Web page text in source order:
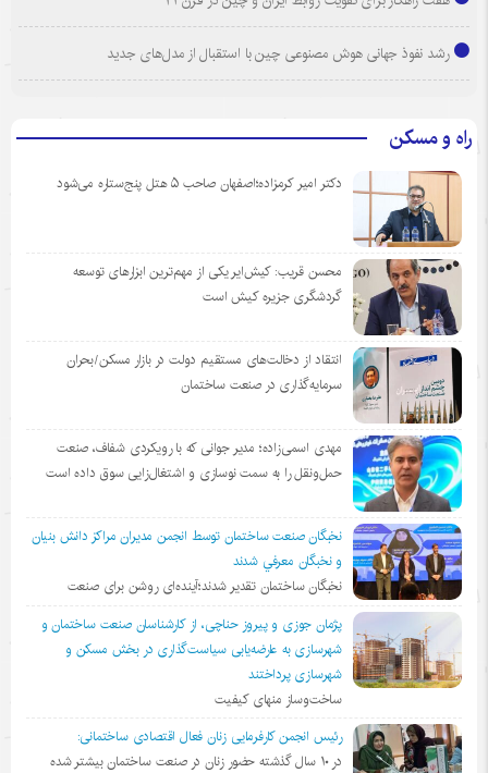
رشد نفوذ جهانی هوش مصنوعی چین با استقبال از مدل‌های جدید
راه و مسکن
دکتر امیر کرمزاده؛اصفهان صاحب ۵ هتل پنج‌ستاره می‌شود
محسن قریب: کیش‌ایر یکی از مهم‌ترین ابزارهای توسعه
گردشگری جزیره کیش است
انتقاد از دخالت‌های مستقیم دولت در بازار مسکن/بحران
سرمایه‌گذاری در صنعت ساختمان
مهدی اسمی‌زاده؛ مدیر جوانی که با رویکردی شفاف، صنعت
حمل‌ونقل را به سمت نوسازی و اشتغال‌زایی سوق داده است
نخبگان صنعت ساختمان توسط انجمن مديران مراكز دانش بنيان
و نخبگان معرفي شدند
نخبگان ساختمان تقدیر شدند؛آینده‌ای روشن برای صنعت
پژمان جوزی و پیروز حناچی، از کارشناسان صنعت ساختمان و
شهرسازی به عارضه‌یابی سیاست‌گذاری در بخش مسکن و
شهرسازی پرداختند
ساخت‌وساز منهای کیفیت
رئیس انجمن کارفرمایی زنان فعال اقتصادی ساختمانی:
در ١٠ سال گذشته حضور زنان در صنعت ساختمان بیشتر شده